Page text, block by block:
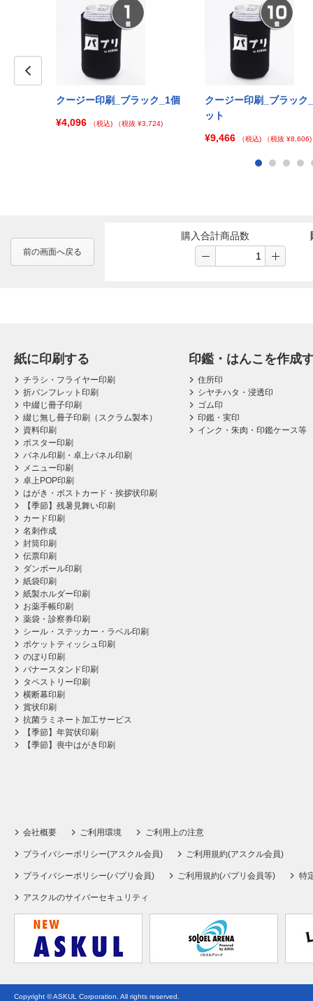
クージー印刷_ブラック_1個
¥4,096
（税込) （税抜 ¥3,724)
クージー印刷_ブラック
ット
¥9,466
（税込) （税抜 ¥8,606)
前の画面へ戻る
購入合計商品数
紙に印刷する
チラシ・フライヤー印刷
折パンフレット印刷
中綴じ冊子印刷
綴じ無し冊子印刷（スクラム製本）
資料印刷
ポスター印刷
パネル印刷・卓上パネル印刷
メニュー印刷
卓上POP印刷
はがき・ポストカード・挨拶状印刷
【季節】残暑見舞い印刷
カード印刷
名刺作成
封筒印刷
伝票印刷
ダンボール印刷
紙袋印刷
紙製ホルダー印刷
お薬手帳印刷
薬袋・診察券印刷
シール・ステッカー・ラベル印刷
ポケットティッシュ印刷
のぼり印刷
バナースタンド印刷
タペストリー印刷
横断幕印刷
賞状印刷
抗菌ラミネート加工サービス
【季節】年賀状印刷
【季節】喪中はがき印刷
印鑑・はんこを作成
住所印
シヤチハタ・浸透印
ゴム印
印鑑・実印
インク・朱肉・印鑑ケース等
会社概要 ご利用環境 ご利用上の注意
プライバシーポリシー(アスクル会員) ご利用規約(アスクル会員)
プライバシーポリシー(パプリ会員) ご利用規約(パプリ会員等) 特
アスクルのサイバーセキュリティ
Copyright © ASKUL Corporation. All rights reserved.